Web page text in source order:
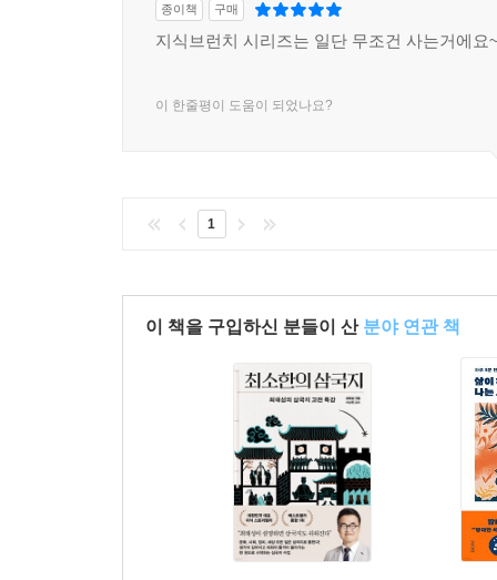
종이책 구매
지식브런치 시리즈는 일단 무조건 사는거에요
이 한줄평이 도움이 되었나요?
1
이 책을 구입하신 분들이 산 분야 연관 책